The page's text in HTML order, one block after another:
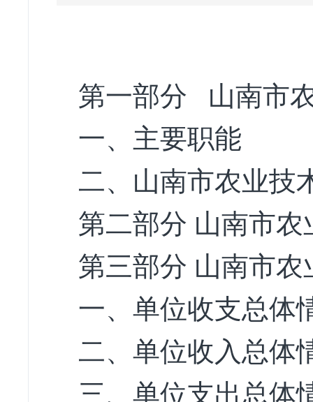
第一部分 山南市
一、主要职能
二、山南市农业技
第二部分 山南市
第三部分 山南市
一、单位收支总体
二、单位收入总体
三、单位支出总体